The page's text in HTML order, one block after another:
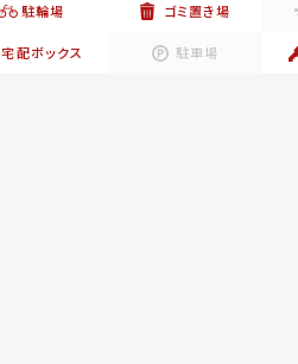
駐輪場 ゴミ置き場
宅配ボックス 駐車場